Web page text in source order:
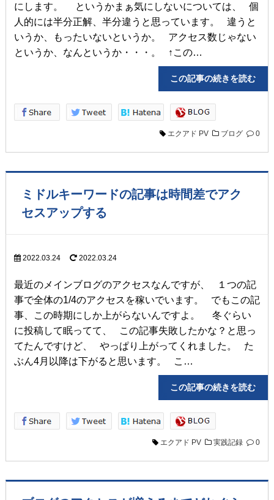
にします。 というかまぁ気にしないについては、 個
人的には半分正解、半分違うと思っています。 違うと
いうか、もったいないというか。 アクセス数じゃない
というか、なんというか・・・。 ↑この…
この記事の続きを読
エクアド PV ブログ 0
ミドルキーワードの記事は時間差でアク
セスアップする
2022.03.24 2022.03.24
最近のメインブログのアクセスなんですが、 １つの記
事で全体の1/4のアクセスを稼いでいます。 でもこの記
事、この時期にしか上がらないんですよ。 冬ぐらい
に投稿して眠ってて、 この記事失敗したかな？と思っ
てたんですけど、 やっぱり上がってくれました。 た
ぶん4月以降は下がると思います。 こ…
この記事の続きを読
エクアド PV 実践記録 0